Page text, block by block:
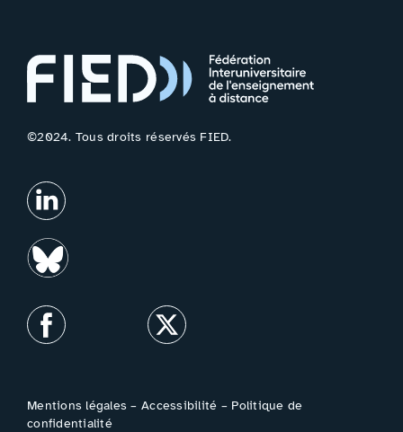
©2024. Tous droits réservés FIED.
Mentions légales –Accessibilité – Politique de
confidentialité